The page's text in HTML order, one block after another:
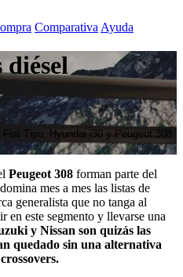
Comparativa Ayuda
diésel
Tipo, Hyundai i30 y Peugeot 308
Peugeot 308 forman parte del
mes a mes las listas de
generalista que no tanga al
en este segmento y llevarse una
y Nissan son quizás las
quedado sin una alternativa